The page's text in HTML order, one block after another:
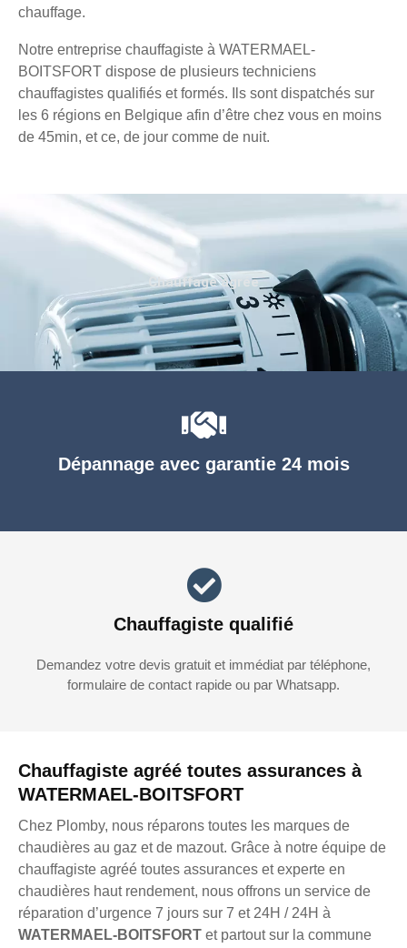
chauffage.
Notre entreprise chauffagiste à WATERMAEL-
BOITSFORT dispose de plusieurs techniciens
chauffagistes qualifiés et formés. Ils sont dispatchés sur
les 6 régions en Belgique afin d’être chez vous en moins
de 45min, et ce, de jour comme de nuit.
Chauffagiste agréé toutes assurances à
WATERMAEL-BOITSFORT
Chez Plomby, nous réparons toutes les marques de
chaudières au gaz et de mazout. Grâce à notre équipe de
chauffagiste agréé toutes assurances et experte en
chaudières haut rendement, nous offrons un service de
réparation d’urgence 7 jours sur 7 et 24H / 24H à
WATERMAEL-BOITSFORT et partout sur la commune
Dépannage avec garantie 24 mois
Chauffagiste qualifié
Demandez votre devis gratuit et immédiat par téléphone,
formulaire de contact rapide ou par Whatsapp.
Chauffage agréé